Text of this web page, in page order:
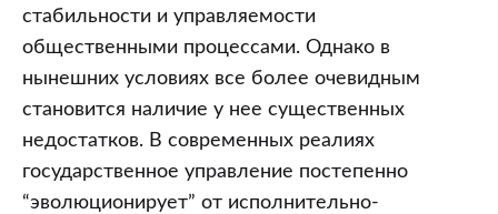
стабильности и управляемости
общественными процессами. Однако в
нынешних условиях все более очевидным
становится наличие у нее существенных
недостатков. В современных реалиях
государственное управление постепенно
“эволюционирует” от исполнительно-